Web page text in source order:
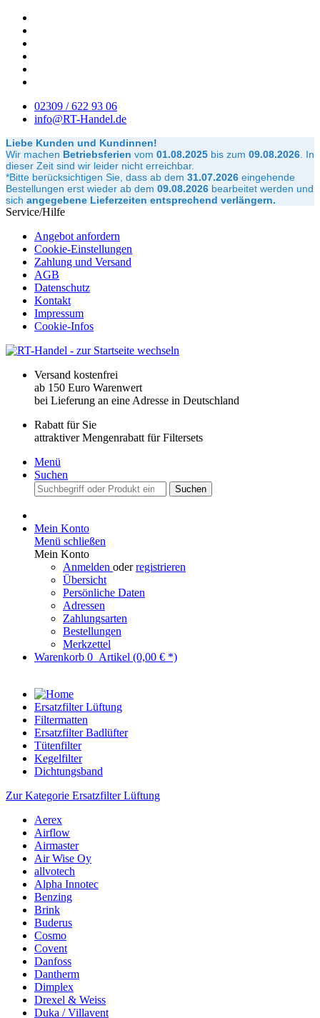
02309 / 622 93 06
info@RT-Handel.de
Liebe Kunden und Kundinnen!
Wir machen Betriebsferien vom 01.08.2025 bis zum 09.08.2026 In
dieser Zeit sind wir leider nicht erreichbar.
*Bitte berücksichtigen Sie, dass ab dem 31.07.2026 eingehende
Bestellungen erst wieder ab dem 09.08.2026 bearbeitet werden und
sich angegebene Lieferzeiten entsprechend verlängern.
Service/Hilfe
Angebot anfordern
Cookie-Einstellungen
Zahlung und Versand
AGB
Datenschutz
Kontakt
Impressum
Cookie-Infos
Versand kostenfrei
ab 150 Euro Warenwert
bei Lieferung an eine Adresse in Deutschland
Rabatt für Sie
attraktiver Mengenrabatt für Filtersets
Menü
Suchen
Suchen
Mein Konto
Menü schließen
Mein Konto
Anmelden oderregistrieren
Übersicht
Persönliche Daten
Adressen
Zahlungsarten
Bestellungen
Merkzettel
Warenkorb 0 Artikel (0,00 € *)
Ersatzfilter Lüftung
Filtermatten
Ersatzfilter Badlüfter
Tütenfilter
Kegelfilter
Dichtungsband
Zur Kategorie Ersatzfilter Lüftung
Aerex
Airflow
Airmaster
Air Wise Oy
allvotech
Alpha Innotec
Benzing
Brink
Buderus
Cosmo
Covent
Danfoss
Dantherm
Dimplex
Drexel & Weiss
Duka / Villavent